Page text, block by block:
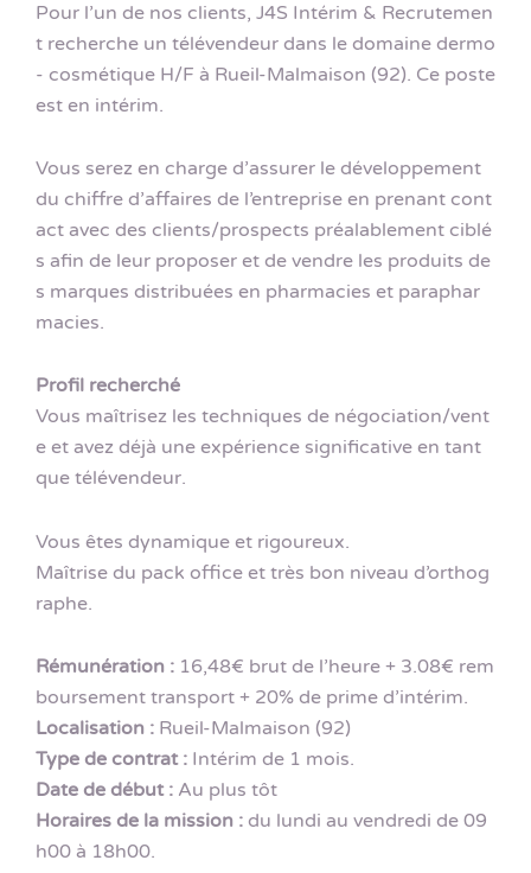
Pour l’un de nos clients, J4S Intérim & Recrutemen
t recherche un télévendeur dans le domaine dermo
- cosmétique H/F à Rueil-Malmaison (92). Ce poste
est en intérim.
Vous serez en charge d’assurer le développement
du chiffre d’affaires de l’entreprise en prenant cont
act avec des clients/prospects préalablement ciblé
s afin de leur proposer et de vendre les produits de
s marques distribuées en pharmacies et paraphar
macies.
Profil recherché
Vous maîtrisez les techniques de négociation/vent
e et avez déjà une expérience significative en tant
que télévendeur.
Vous êtes dynamique et rigoureux.
Maîtrise du pack office et très bon niveau d’orthog
raphe.
Rémunération : 16,48€ brut de l’heure + 3.08€ rem
boursement transport + 20% de prime d’intérim.
Localisation : Rueil-Malmaison (92)
Type de contrat : Intérim de 1 mois.
Date de début : Au plus tôt
Horaires de la mission : du lundi au vendredi de 09
h00 à 18h00.